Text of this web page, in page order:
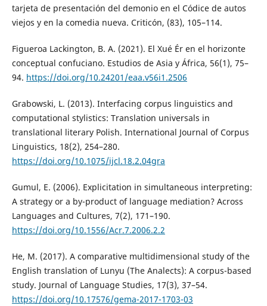
tarjeta de presentación del demonio en el Códice de autos
viejos y en la comedia nueva. Criticón, (83), 105–114.
Figueroa Lackington, B. A. (2021). El Xué Ér en el horizonte
conceptual confuciano. Estudios de Asia y África, 56(1), 75–
94. https://doi.org/10.24201/eaa.v56i1.2506
Grabowski, L. (2013). Interfacing corpus linguistics and
computational stylistics: Translation universals in
translational literary Polish. International Journal of Corpus
Linguistics, 18(2), 254–280.
https://doi.org/10.1075/ijcl.18.2.04gra
Gumul, E. (2006). Explicitation in simultaneous interpreting:
A strategy or a by-product of language mediation? Across
Languages and Cultures, 7(2), 171–190.
https://doi.org/10.1556/Acr.7.2006.2.2
He, M. (2017). A comparative multidimensional study of the
English translation of Lunyu (The Analects): A corpus-based
study. Journal of Language Studies, 17(3), 37–54.
https://doi.org/10.17576/gema-2017-1703-03